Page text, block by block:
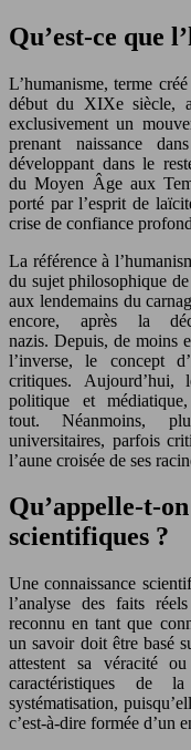
Qu’est-ce que
L’humanisme, terme
début du XIXe siècle,
exclusivement un
prenant naissance
développant dans le
du Moyen Âge aux
porté par l’esprit de
crise de confiance
La référence à
du sujet philosophique
aux lendemains du
encore, après la
nazis. Depuis, de moins
l’inverse, le concept
critiques. Aujourd’hui,
politique et
tout. Néanmoins,
universitaires, parfois
l’aune croisée de ses
Qu’appelle-t-
scientifiques ?
Une connaissance
l’analyse des faits
reconnu en tant que
un savoir doit être basé
attestent sa véracité
caractéristiques de
systématisation,
c’est-à-dire formée d’un